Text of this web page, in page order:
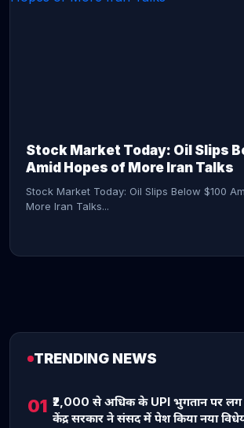
Stock Market Today: Oil Slips
Amid Hopes of More Iran Talks
Stock Market Today: Oil Slips Below $100
More Iran Talks...
TRENDING NEWS
01 ₹2,000 से अधिक के UPI भुगतान पर
केंद्र सरकार ने संसद में पेश किया नया